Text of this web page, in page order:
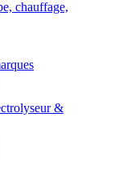
chauffage,
&